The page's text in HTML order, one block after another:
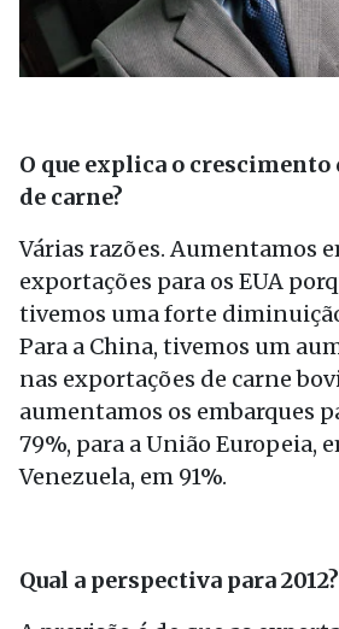
O que explica o crescimento
de carne?
Várias razões. Aumentamos
exportações para os EUA
tivemos uma forte
Para a China, tivemos um
nas exportações de carne
aumentamos os embarques
79%, para a União Europeia,
Venezuela, em 91%.
Qual a perspectiva para 2012?